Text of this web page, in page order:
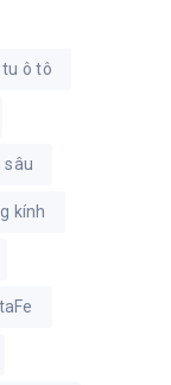
ô tô
sâu
kính